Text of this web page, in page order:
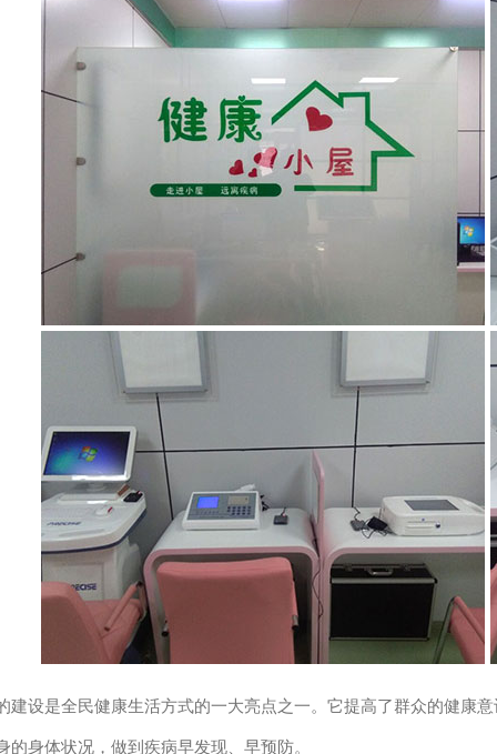
是全民健康生活方式的一大亮点之一。它提高了群众的健康意
的身体状况，做到疾病早发现、早预防。